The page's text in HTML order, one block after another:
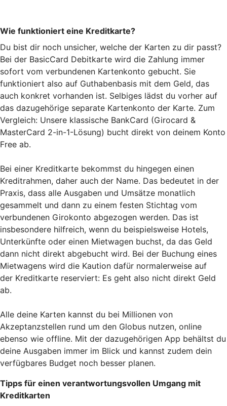
Wie funktioniert eine Kreditkarte?
Du bist dir noch unsicher, welche der Karten zu dir passt?
Bei der BasicCard Debitkarte wird die Zahlung immer
sofort vom verbundenen Kartenkonto gebucht. Sie
funktioniert also auf Guthabenbasis mit dem Geld, das
auch konkret vorhanden ist. Selbiges lädst du vorher auf
das dazugehörige separate Kartenkonto der Karte. Zum
Vergleich: Unsere klassische BankCard (Girocard &
MasterCard 2-in-1-Lösung) bucht direkt von deinem Konto
Free ab.
Bei einer Kreditkarte bekommst du hingegen einen
Kreditrahmen, daher auch der Name. Das bedeutet in der
Praxis, dass alle Ausgaben und Umsätze monatlich
gesammelt und dann zu einem festen Stichtag vom
verbundenen Girokonto abgezogen werden. Das ist
insbesondere hilfreich, wenn du beispielsweise Hotels,
Unterkünfte oder einen Mietwagen buchst, da das Geld
dann nicht direkt abgebucht wird. Bei der Buchung eines
Mietwagens wird die Kaution dafür normalerweise auf
der Kreditkarte reserviert: Es geht also nicht direkt Geld
ab.
Alle deine Karten kannst du bei Millionen von
Akzeptanzstellen rund um den Globus nutzen, online
ebenso wie offline. Mit der dazugehörigen App behältst du
deine Ausgaben immer im Blick und kannst zudem dein
verfügbares Budget noch besser planen.
Tipps für einen verantwortungsvollen Umgang mit
Kreditkarten